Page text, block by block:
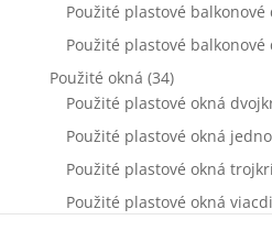
Použité plastové
Použité plastové
Použité okná (34)
Použité plastové okná
Použité plastové okná
Použité plastové okná
Použité plastové okná